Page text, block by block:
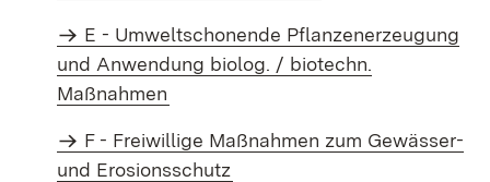
E - Umweltschonende Pflanzenerzeugung
und Anwendung biolog. / biotechn.
Maßnahmen
F - Freiwillige Maßnahmen zum Gewässer-
und Erosionsschutz